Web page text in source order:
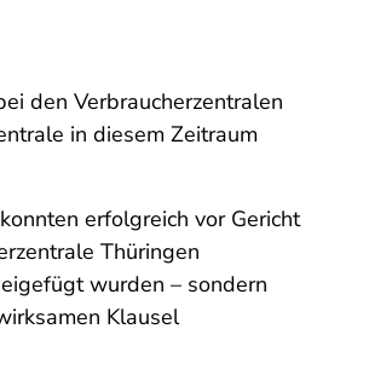
den Verbraucherzentralen
in diesem Zeitraum
erfolgreich vor Gericht
Thüringen
wurden – sondern
Klausel